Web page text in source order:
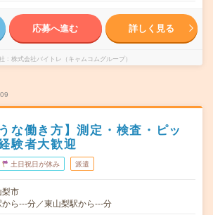
応募へ進む 詳しく見る
株式会社バイトレ（キャムコムグループ）
な働き方】測定・検査・ピッ
験者大歓迎
土日祝日が休み 派遣
梨市
から---分／東山梨駅から---分